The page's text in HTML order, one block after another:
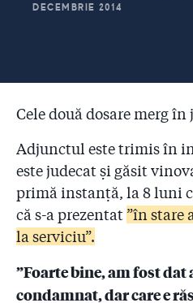
timp de o lună a lui
procurorii nici măcar în
a avut loc accidentul?!
2.30 Omorâtă de infecții și
2.31
Trei ani de la incendiul
viața voastră!”
2.32
Sentința din dosarul
primarul Piedone cum a
ne spună că ”actele sunt
DECEMBRIE 2014
Cele două dosare merg
Adjunctul este trimis în
este judecat și găsit
primă instanță, la 8 luni
că s-a prezentat”în stare
la serviciu”.
”Foarte bine, am fost dat
condamnat, dar care e